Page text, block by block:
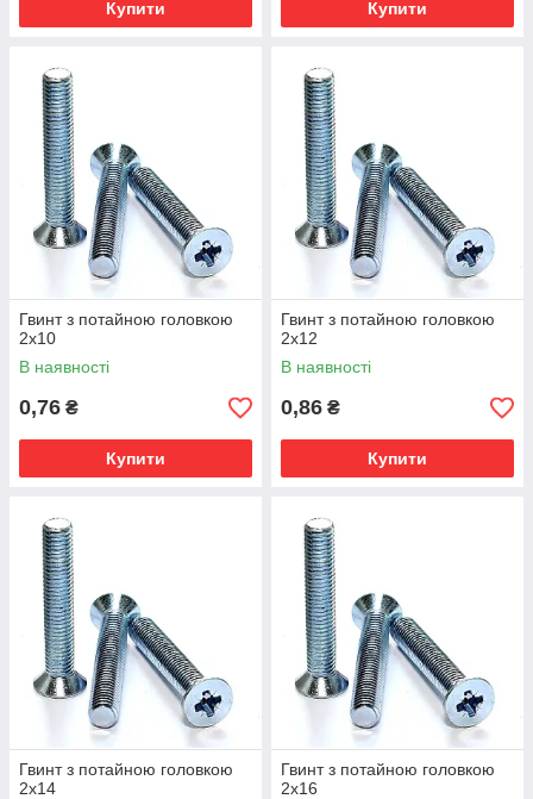
Купити Купити
Гвинт з потайною головкою
2х10
В наявності
0,76 ₴
Купити
Гвинт з потайною головкою
2х12
В наявності
0,86 ₴
Купити
Гвинт з потайною головкою
2х14
Гвинт з потайною головкою
2х16